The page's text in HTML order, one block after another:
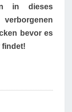
in dieses
bevor es
findet!